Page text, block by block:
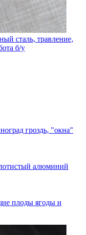
сталь, травление,
б/у
гроздь, "окна"
алюминий
плоды ягоды и